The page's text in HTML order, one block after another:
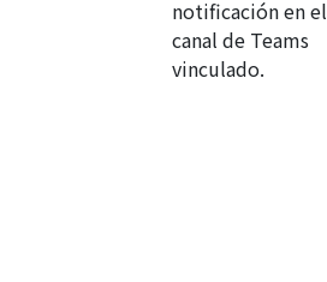
notificación en el
canal de Teams
vinculado.